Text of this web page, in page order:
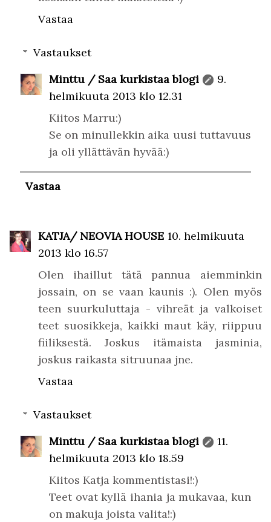
Vastaa
Vastaukset
Minttu / Saa kurkistaa blogi
9.
helmikuuta 2013 klo 12.31
Kiitos Marru:)
Se on minullekkin aika uusi tuttavuus
ja oli yllättävän hyvää:)
Vastaa
KATJA/ NEOVIA HOUSE 10. helmikuuta
2013 klo 16.57
Olen ihaillut tätä pannua aiemminkin
jossain, on se vaan kaunis :). Olen myös
teen suurkuluttaja - vihreät ja valkoiset
teet suosikkeja, kaikki maut käy, riippuu
fiiliksestä. Joskus itämaista jasminia,
joskus raikasta sitruunaa jne.
Vastaa
Vastaukset
Minttu / Saa kurkistaa blogi
11.
helmikuuta 2013 klo 18.59
Kiitos Katja kommentistasi!:)
Teet ovat kyllä ihania ja mukavaa, kun
on makuja joista valita!:)